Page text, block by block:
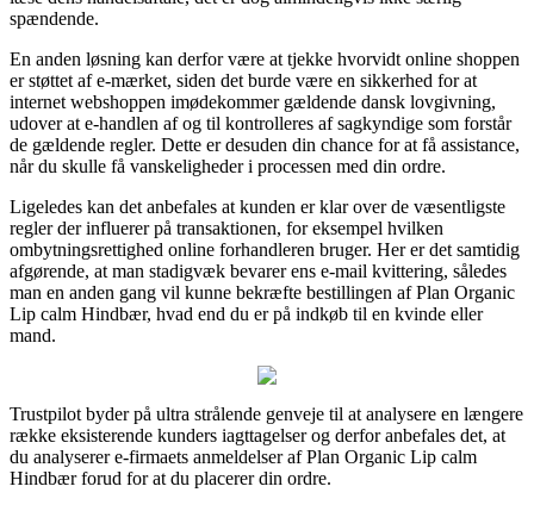
spændende.
En anden løsning kan derfor være at tjekke hvorvidt online shoppen
er støttet af e-mærket, siden det burde være en sikkerhed for at
internet webshoppen imødekommer gældende dansk lovgivning,
udover at e-handlen af og til kontrolleres af sagkyndige som forstår
de gældende regler. Dette er desuden din chance for at få assistance,
når du skulle få vanskeligheder i processen med din ordre.
Ligeledes kan det anbefales at kunden er klar over de væsentligste
regler der influerer på transaktionen, for eksempel hvilken
ombytningsrettighed online forhandleren bruger. Her er det samtidig
afgørende, at man stadigvæk bevarer ens e-mail kvittering, således
man en anden gang vil kunne bekræfte bestillingen af Plan Organic
Lip calm Hindbær, hvad end du er på indkøb til en kvinde eller
mand.
Trustpilot byder på ultra strålende genveje til at analysere en længere
række eksisterende kunders iagttagelser og derfor anbefales det, at
du analyserer e-firmaets anmeldelser af Plan Organic Lip calm
Hindbær forud for at du placerer din ordre.